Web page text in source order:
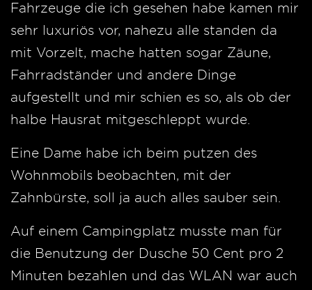
Fahrzeuge die ich gesehen habe kamen mir
sehr luxuriös vor, nahezu alle standen da
mit Vorzelt, mache hatten sogar Zäune,
Fahrradständer und andere Dinge
aufgestellt und mir schien es so, als ob der
halbe Hausrat mitgeschleppt wurde.
Eine Dame habe ich beim putzen des
Wohnmobils beobachten, mit der
Zahnbürste, soll ja auch alles sauber sein.
Auf einem Campingplatz musste man für
die Benutzung der Dusche 50 Cent pro 2
Minuten bezahlen und das WLAN war auch